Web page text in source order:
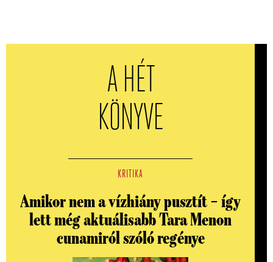
A HÉT
KÖNYVE
KRITIKA
Amikor nem a vízhiány pusztít – így
lett még aktuálisabb Tara Menon
cunamiról szóló regénye